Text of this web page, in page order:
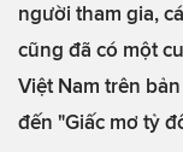
người tham gia,
cũng đã có một
Việt Nam trên
đến "Giấc mơ tỷ